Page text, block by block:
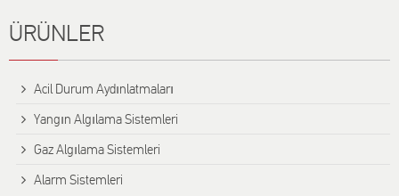
ÜRÜNLER
Αcil Durum Aydınlatmaları
Yangın Algılama Sistemleri
Gaz Algılama Sistemleri
Alarm Sistemleri